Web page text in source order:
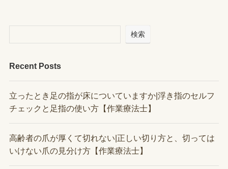
検索
Recent Posts
立ったとき足の指が床についていますか|浮き指のセルフ
チェックと足指の使い方【作業療法士】
高齢者の爪が厚くて切れない|正しい切り方と、切っては
いけない爪の見分け方【作業療法士】